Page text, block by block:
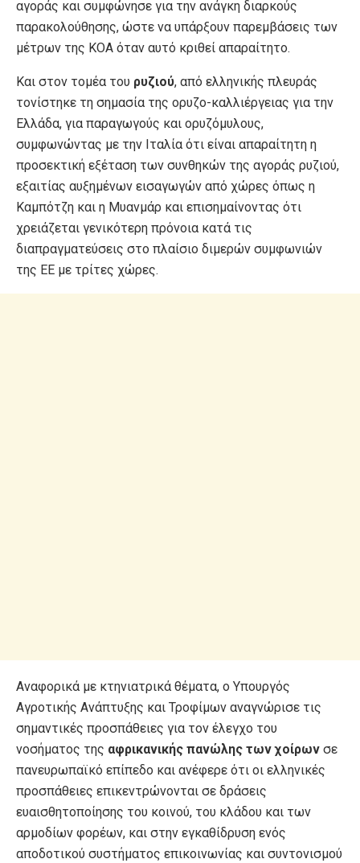
αγοράς και συμφώνησε για την ανάγκη διαρκούς
παρακολούθησης, ώστε να υπάρξουν παρεμβάσεις των
μέτρων της ΚΟΑ όταν αυτό κριθεί απαραίτητο.
Και στον τομέα του ρυζιού, από ελληνικής πλευράς
τονίστηκε τη σημασία της ορυζο-καλλιέργειας για την
Ελλάδα, για παραγωγούς και ορυζόμυλους,
συμφωνώντας με την Ιταλία ότι είναι απαραίτητη η
προσεκτική εξέταση των συνθηκών της αγοράς ρυζιού,
εξαιτίας αυξημένων εισαγωγών από χώρες όπως η
Καμπότζη και η Μυανμάρ και επισημαίνοντας ότι
χρειάζεται γενικότερη πρόνοια κατά τις
διαπραγματεύσεις στο πλαίσιο διμερών συμφωνιών
της ΕΕ με τρίτες χώρες.
Αναφορικά με κτηνιατρικά θέματα, ο Υπουργός
Αγροτικής Ανάπτυξης και Τροφίμων αναγνώρισε τις
σημαντικές προσπάθειες για τον έλεγχο του
νοσήματος της αφρικανικής πανώλης των χοίρων σε
πανευρωπαϊκό επίπεδο και ανέφερε ότι οι ελληνικές
προσπάθειες επικεντρώνονται σε δράσεις
ευαισθητοποίησης του κοινού, του κλάδου και των
αρμοδίων φορέων, και στην εγκαθίδρυση ενός
αποδοτικού συστήματος επικοινωνίας και συντονισμού